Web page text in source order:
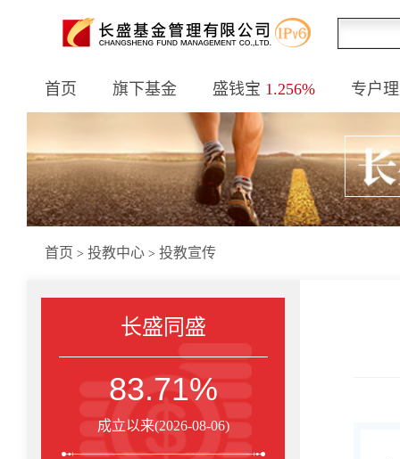
首页 旗下基金 盛钱宝 1.256% 专户
首页 > 投教中心 > 投教宣传
长盛同盛
83.71%
成立以来(2026-08-06)